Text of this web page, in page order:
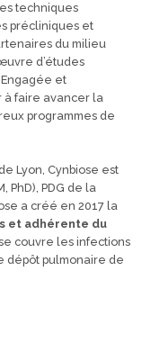
techniques
précliniques et
du milieu
d’études
et
à faire avancer la
programmes de
Lyon, Cynbiose est
PhD), PDG de la
a créé en 2017 la
et adhérente du
couvre les infections
dépôt pulmonaire de